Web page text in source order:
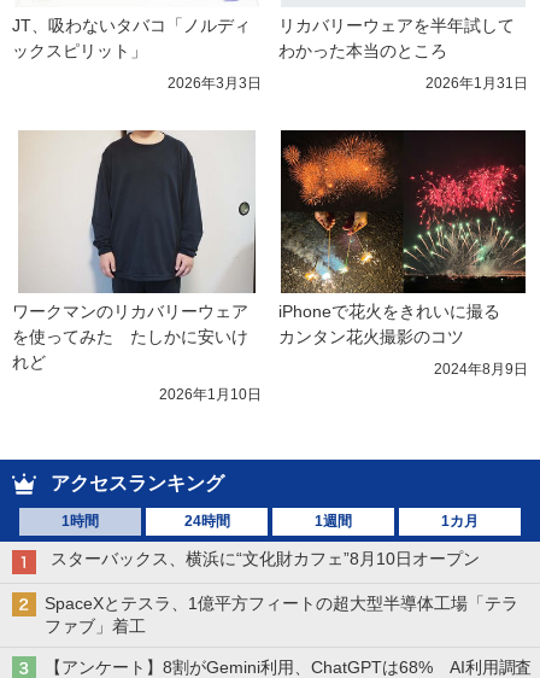
JT、吸わないタバコ「ノルディ
ックスピリット」
2026年3月3日
リカバリーウェアを半年試して
わかった本当のところ
2026年1月31日
ワークマンのリカバリーウェア
を使ってみた　たしかに安いけ
れど
2026年1月10日
iPhoneで花火をきれいに撮る
カンタン花火撮影のコツ
2024年8月9日
アクセスランキング
1時間 24時間 1週間 1カ月
スターバックス、横浜に“文化財カフェ”8月10日オープン
SpaceXとテスラ、1億平方フィートの超大型半導体工場「テラ
ファブ」着工
【アンケート】8割がGemini利用、ChatGPTは68% AI利用調査